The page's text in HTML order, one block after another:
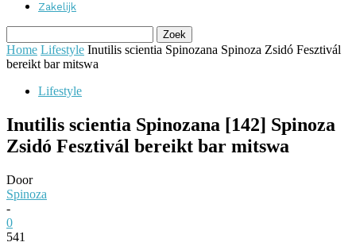
Zakelijk
Home Lifestyle Inutilis scientia Spinozana Spinoza Zsidó Fesztivál
bereikt bar mitswa
Lifestyle
Inutilis scientia Spinozana [142] Spinoza
Zsidó Fesztivál bereikt bar mitswa
Door
Spinoza
-
0
541